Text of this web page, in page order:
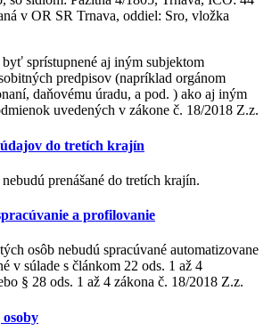
v OR SR Trnava, oddiel: Sro, vložka
sprístupnené aj iným subjektom
predpisov (napríklad orgánom
daňovému úradu, a pod. ) ako aj iným
uvedených v zákone č. 18/2018 Z.z.
údajov do tretích krajín
prenášané do tretích krajín.
a profilovanie
osôb nebudú spracúvané automatizovane
v súlade s článkom 22 ods. 1 až 4
§ 28 ods. 1 až 4 zákona č. 18/2018 Z.z.